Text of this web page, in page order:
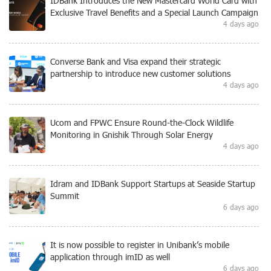
Exclusive Travel Benefits and a Special Launch Campaign
4 days ago
Converse Bank and Visa expand their strategic
partnership to introduce new customer solutions
4 days ago
Ucom and FPWC Ensure Round-the-Clock Wildlife
Monitoring in Gnishik Through Solar Energy
4 days ago
Idram and IDBank Support Startups at Seaside Startup
Summit
6 days ago
It is now possible to register in Unibank’s mobile
application through imID as well
6 days ago